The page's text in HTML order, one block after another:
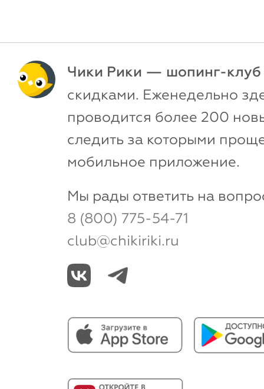
Чики Рики — шопинг-клуб
скидками. Еженедельно
проводится более 200
следить за которыми
мобильное приложение.
Мы рады ответить на
8 (800) 775-54-71
club@chikiriki.ru